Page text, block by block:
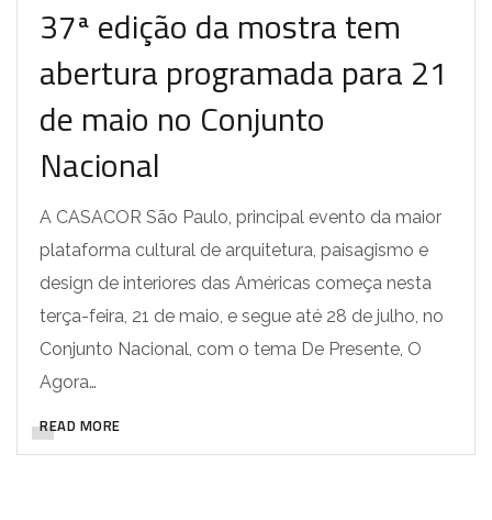
37ª edição da mostra tem
abertura programada para 21
de maio no Conjunto
Nacional
A CASACOR São Paulo, principal evento da maior
plataforma cultural de arquitetura, paisagismo e
design de interiores das Américas começa nesta
terça-feira, 21 de maio, e segue até 28 de julho, no
Conjunto Nacional, com o tema De Presente, O
Agora…
READ MORE